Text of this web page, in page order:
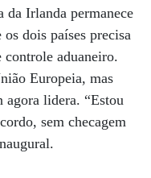
Irlanda permanece
dois países precisa
controle aduaneiro.
Europeia, mas
agora lidera. “Estou
sem checagem